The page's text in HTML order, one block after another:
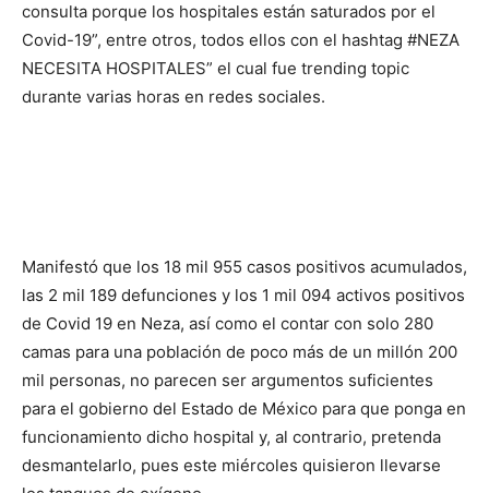
consulta porque los hospitales están saturados por el
Covid-19”, entre otros, todos ellos con el hashtag #NEZA
NECESITA HOSPITALES” el cual fue trending topic
durante varias horas en redes sociales.
Manifestó que los 18 mil 955 casos positivos acumulados,
las 2 mil 189 defunciones y los 1 mil 094 activos positivos
de Covid 19 en Neza, así como el contar con solo 280
camas para una población de poco más de un millón 200
mil personas, no parecen ser argumentos suficientes
para el gobierno del Estado de México para que ponga en
funcionamiento dicho hospital y, al contrario, pretenda
desmantelarlo, pues este miércoles quisieron llevarse